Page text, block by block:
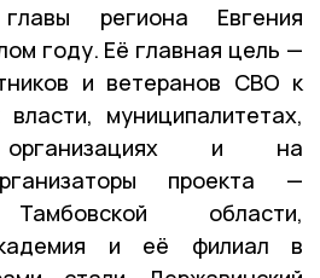
региона Евгения
году. Её главная цель —
и ветеранов СВО к
муниципалитетах,
организациях и на
проекта —
Тамбовской области,
и её филиал в